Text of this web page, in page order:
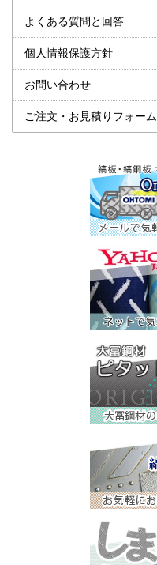
よくある質問と回答
個人情報保護方針
お問い合わせ
ご注文・お見積りフォーム